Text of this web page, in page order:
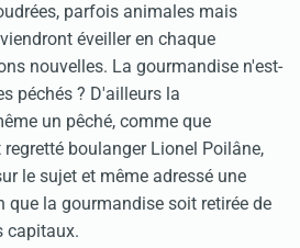
parfois animales mais
éveiller en chaque
nouvelles. La gourmandise n'est-
péchés ? D'ailleurs la
un pêché, comme que
boulanger Lionel Poilâne,
le sujet et même adressé une
que la gourmandise soit retirée de
capitaux.